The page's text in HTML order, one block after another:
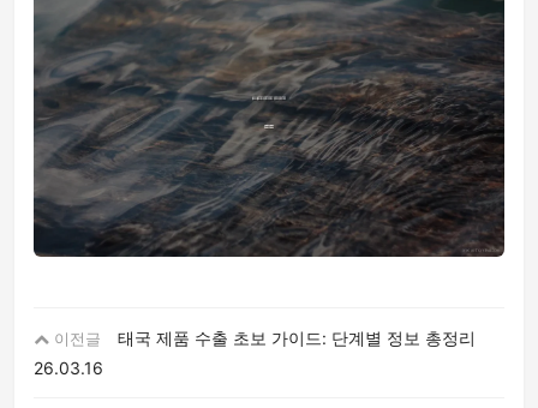
이전글
태국 제품 수출 초보 가이드: 단계별 정보 총정리
26.03.16